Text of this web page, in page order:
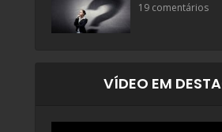
19 comentários
VÍDEO EM